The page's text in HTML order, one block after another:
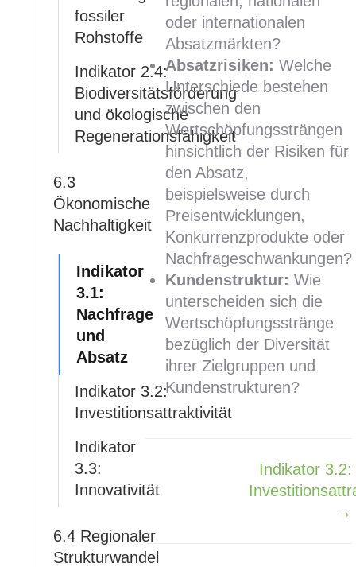
fossiler
Rohstoffe
Indikator 2.4:
Biodiversitätsförderung
und ökologische
Regenerationsfähigkeit
6.3
Ökonomische
Nachhaltigkeit
Indikator
3.1:
Nachfrage
und
Absatz
Indikator 3.2:
Investitionsattraktivität
Indikator
3.3:
Innovativität
6.4 Regionaler
Strukturwandel
oder internationalen
Absatzmärkten?
Absatzrisiken: Welche
Unterschiede bestehen
zwischen den
Wertschöpfungssträngen
hinsichtlich der Risiken für
den Absatz,
beispielsweise durch
Preisentwicklungen,
Konkurrenzprodukte oder
Nachfrageschwankungen?
Kundenstruktur: Wie
unterscheiden sich die
Wertschöpfungsstränge
bezüglich der Diversität
ihrer Zielgruppen und
Kundenstrukturen?
Indikator 3.2:
→